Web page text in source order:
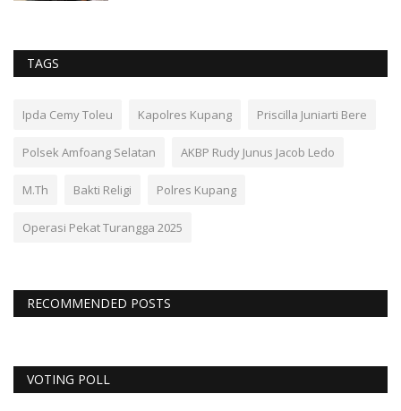
TAGS
Ipda Cemy Toleu Kapolres Kupang Priscilla Juniarti Bere
Polsek Amfoang Selatan AKBP Rudy Junus Jacob Ledo
M.Th Bakti Religi Polres Kupang
Operasi Pekat Turangga 2025
RECOMMENDED POSTS
VOTING POLL